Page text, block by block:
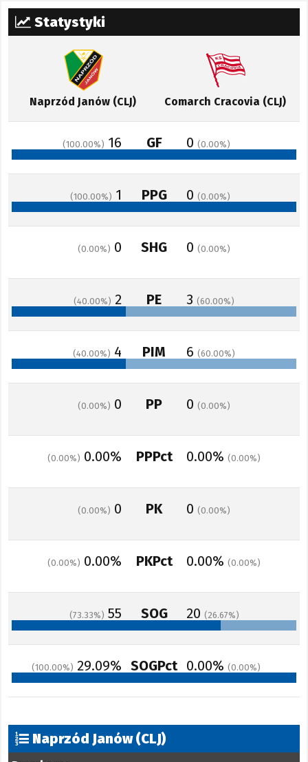
Statystyki
Naprzód Janów (CLJ) Comarch Cracovia (CLJ)
100.00 16 GF 0 0.00
100.00 1 PPG 0 0.00
0.00 0 SHG 0 0.00
40.00 2 PE 3 60.00
40.00 4 PIM 6 60.00
0.00 0 PP 0 0.00
0.00 0.00% PPPct 0.00% 0.00
0.00 0 PK 0 0.00
0.00 0.00% PKPct 0.00% 0.00
73.33 55 SOG 20 26.67
100.00 29.09% SOGPct 0.00% 0.00
Naprzód Janów (CLJ)